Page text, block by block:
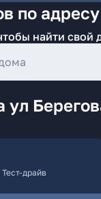
по
найти свой
драйв